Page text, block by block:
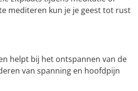
mediteren kun je je geest tot rust
helpt bij het ontspannen van de
van spanning en hoofdpijn